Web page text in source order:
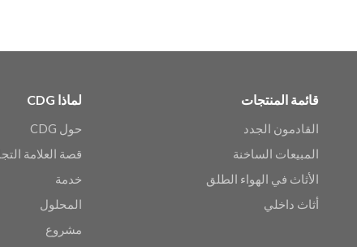
قائمة المنتجات
القادمون الجدد
المبيعات الساخنة
الأثاث في الهواء الطلق
أثاث داخلي
لماذا CDG
حول CDG
قصة العلامة
خدمة
المحلول
مشروع